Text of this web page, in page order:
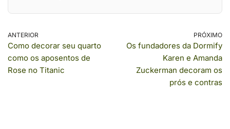
ANTERIOR
Como decorar seu quarto
como os aposentos de
Rose no Titanic
PRÓXIMO
Os fundadores da Dormify
Karen e Amanda
Zuckerman decoram os
prós e contras